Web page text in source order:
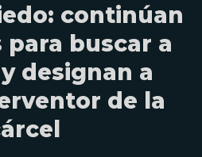
continúan
buscar a
designan a
de la